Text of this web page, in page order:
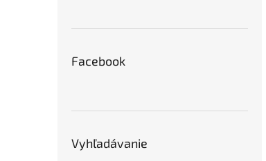
Facebook
Vyhľadávanie